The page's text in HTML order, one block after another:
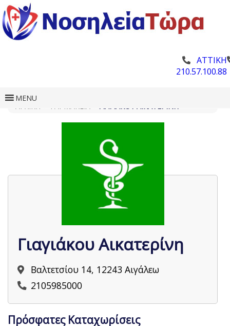
ΑΤΤΙΚΗ
210.57.100.88
MENU
Γιαγιάκου Αικατερίνη
Βαλτετσίου 14, 12243 Αιγάλεω
2105985000
Πρόσφατες Καταχωρίσεις